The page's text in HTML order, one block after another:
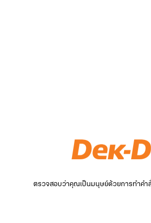
ตรวจสอบว่าคุณเป็นมนุษย์ด้วยการทำคำสั่